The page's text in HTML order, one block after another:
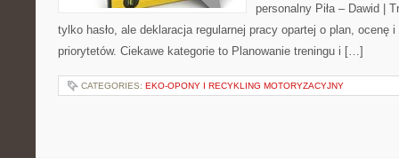
personalny Piła – Dawid |
tylko hasło, ale deklaracja regularnej pracy opartej o plan, ocenę
priorytetów. Ciekawe kategorie to Planowanie treningu i […]
CATEGORIES: EKO-OPONY I RECYKLING MOTORYZACYJNY